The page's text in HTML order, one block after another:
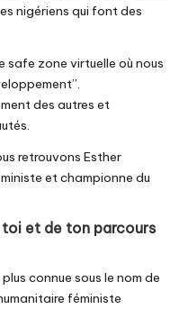
nigériens qui font des
safe zone virtuelle où nous
des autres et
retrouvons Esther
et championne du
et de ton parcours
connue sous le nom de
féministe